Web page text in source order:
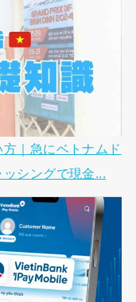
方｜急にベトナムド
シングで現金...